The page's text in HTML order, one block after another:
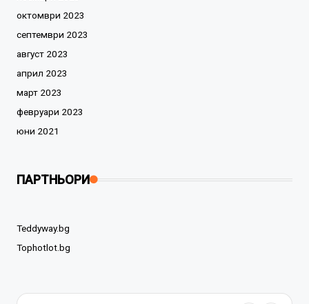
октомври 2023
септември 2023
август 2023
април 2023
март 2023
февруари 2023
юни 2021
ПАРТНЬОРИ
Teddyway.bg
Tophotlot.bg